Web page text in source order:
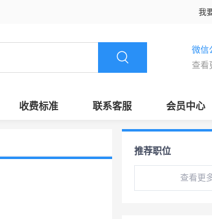
我
微信
查看
收费标准 联系客服 会员中心
推荐职位
查看更